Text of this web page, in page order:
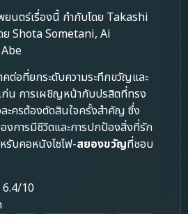
ยนตร์เรื่องนี้ กำกับโดย Takashi
ย Shota Sometani, Ai
คต่อที่ยกระดับความระทึกขวัญและ
ก่น การเผชิญหน้ากับปรสิตที่ทรง
ครต้องตัดสินใจครั้งสำคัญ ซึ่ง
งการมีชีวิตและการปกป้องสิ่งที่รัก
รับคอหนังไซไฟ-สยองขวัญที่ชอบ
10